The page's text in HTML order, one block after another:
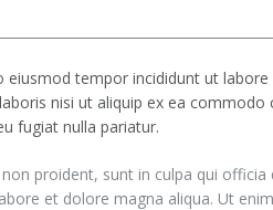
eiusmod tempor incididunt ut
nisi ut aliquip ex ea
fugiat nulla pariatur.
proident, sunt in culpa qui
et dolore magna aliqua. Ut